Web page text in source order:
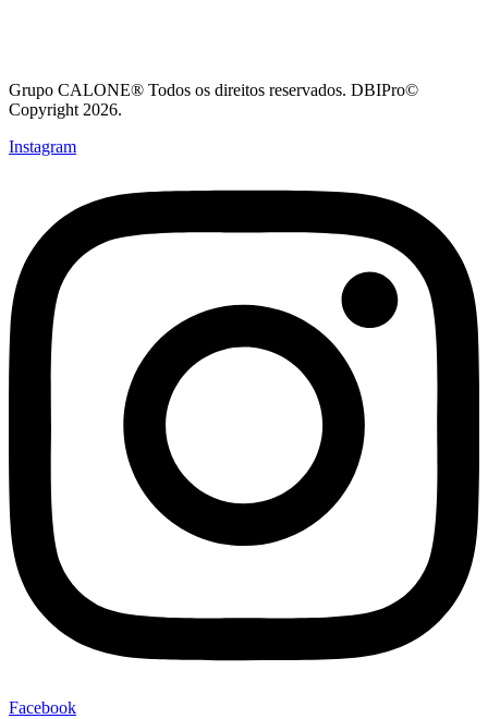
Grupo CALONE® Todos os direitos reservados. DBIPro©
Copyright 2026.
Instagram
Facebook